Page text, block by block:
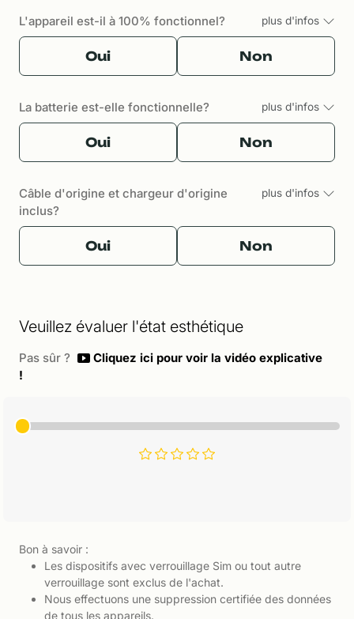
L'appareil est-il à 100% fonctionnel? plus d'infos
Oui Non
La batterie est-elle fonctionnelle? plus d'infos
Oui Non
Câble d'origine et chargeur d'origine
inclus?
plus d'infos
Oui Non
Veuillez évaluer l'état esthétique
Pas sûr ?
Cliquez ici pour voir la vidéo explicative
!
Bon à savoir :
Les dispositifs avec verrouillage Sim ou tout autre
verrouillage sont exclus de l'achat.
Nous effectuons une suppression certifiée des données
de tous les appareils.